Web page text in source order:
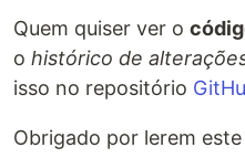
Quem quiser ver o
o histórico de
isso no repositório
Obrigado por lerem